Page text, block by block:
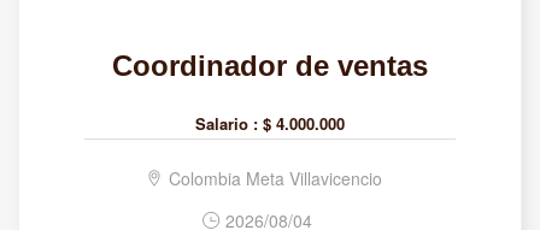
Coordinador de ventas
Salario : $ 4.000.000
Colombia Meta Villavicencio
2026/08/04